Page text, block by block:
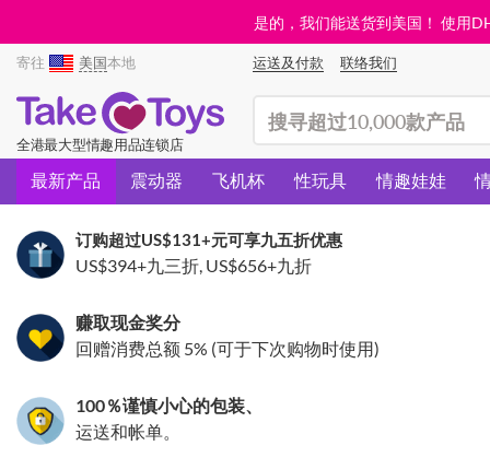
是的，我们能送货到美国！ 使用
寄往 美国本地 运送及付款 联络我们
全港最大型情趣用品连锁店
最新产品 震动器 飞机杯 性玩具 情趣娃娃
订购超过US$131+元可享九五折优惠
US$394+九三折, US$656+九折
赚取现金奖分
回赠消费总额 5% (可于下次购物时使用)
100％谨慎小心的包装、
运送和帐单。